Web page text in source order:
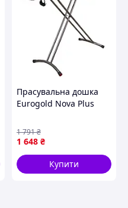
Прасувальна дошка
Eurogold Nova Plus
(56438B1) Доступний
1 648 ₴
1 791₴
Купити